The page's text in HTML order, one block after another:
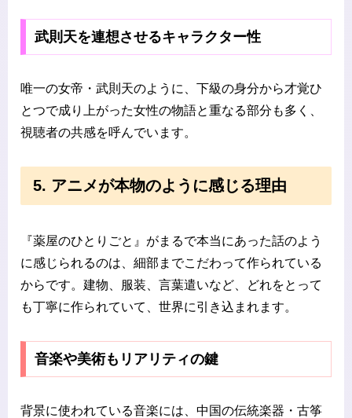
武則天を連想させるキャラクター性
唯一の女帝・武則天のように、下級の身分から才覚ひ
とつで成り上がった女性の物語と重なる部分も多く、
視聴者の共感を呼んでいます。
5. アニメが本物のように感じる理由
『薬屋のひとりごと』がまるで本当にあった話のよう
に感じられるのは、細部までこだわって作られている
からです。建物、服装、言葉遣いなど、どれをとって
も丁寧に作られていて、世界に引き込まれます。
音楽や美術もリアリティの鍵
背景に使われている音楽には、中国の伝統楽器・古筝